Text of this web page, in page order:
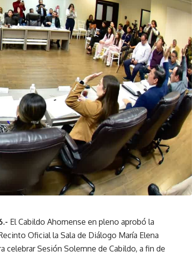
El Cabildo Ahomense en pleno aprobó la
Oficial la Sala de Diálogo María Elena
celebrar Sesión Solemne de Cabildo, a fin de